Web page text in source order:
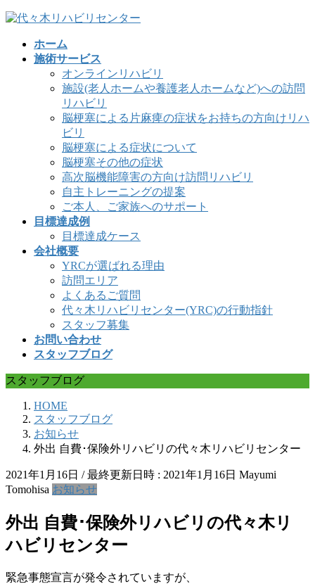
コ
ナ
ホーム
施術サービス
オンラインリハビリ
施設(老人ホームや養護老人ホームなど)への訪問
リハビリ
脳梗塞による片麻痺の症状をお持ちの方向けリハ
ビリ
脳梗塞による症状について
脳梗塞その他の症状
高次脳機能障害の方向け訪問リハビリ
自主トレーニングの提案
ご本人、ご家族へのサポート
目標達成例
目標達成ケース
会社概要
YRCが選ばれる理由
訪問エリア
よくあるご質問
代々木リハビリセンター(YRC)の行動指針
スタッフ募集
お問い合わせ
スタッフブログ
スタッフブログ
HOME
スタッフブログ
お知らせ
外出 自費･保険外リハビリの代々木リハビリセンター
2021年1月16日 / 最終更新日時 : 2021年1月16日 Mayumi
Tomohisa お知らせ
外出 自費･保険外リハビリの代々木リ
ハビリセンター
緊急事態宣言が発令されていますが、